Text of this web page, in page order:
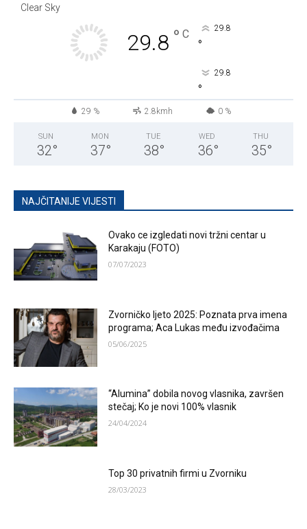
Clear Sky
29.8 ° C 29.8
°
29.8
°
29 % 2.8kmh 0 %
SUN
32°
MON
37°
TUE
38°
WED
36°
THU
35°
NAJČITANIJE VIJESTI
Ovako ce izgledati novi tržni centar u
Karakaju (FOTO)
07/07/2023
Zvorničko ljeto 2025: Poznata prva imena
programa; Aca Lukas među izvođačima
05/06/2025
“Alumina” dobila novog vlasnika, završen
stečaj; Ko je novi 100% vlasnik
24/04/2024
Top 30 privatnih firmi u Zvorniku
28/03/2023